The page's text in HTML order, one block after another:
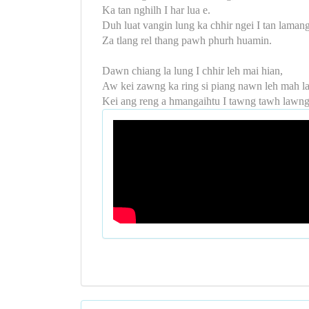
Ka tan nghilh I har lua e.
Duh luat vangin lung ka chhir ngei I tan
Za tlang rel thang pawh phurh huamin.
Dawn chiang la lung I chhir leh mai hian,
Aw kei zawng ka ring si piang nawn leh mah
Kei ang reng a hmangaihtu I tawng tawh